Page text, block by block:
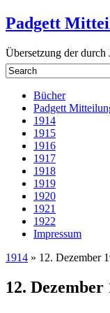
Padgett
Übersetzung der durch
Bücher
Padgett
1914
1915
1916
1917
1918
1919
1920
1921
1922
Impressum
1914 » 12. Dezember
12. Dezember